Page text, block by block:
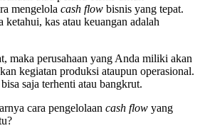
mengelola cash flow bisnis yang tepat.
kas atau keuangan adalah
maka perusahaan yang Anda miliki akan
kegiatan produksi ataupun operasional.
saja terhenti atau bangkrut.
cara pengelolaan cash flow yang